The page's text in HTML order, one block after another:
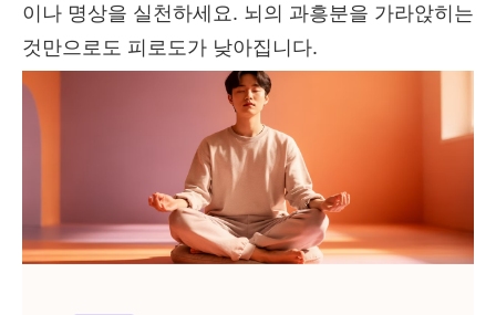
이나 명상을 실천하세요. 뇌의 과흥분을 가라앉히는
것만으로도 피로도가 낮아집니다.